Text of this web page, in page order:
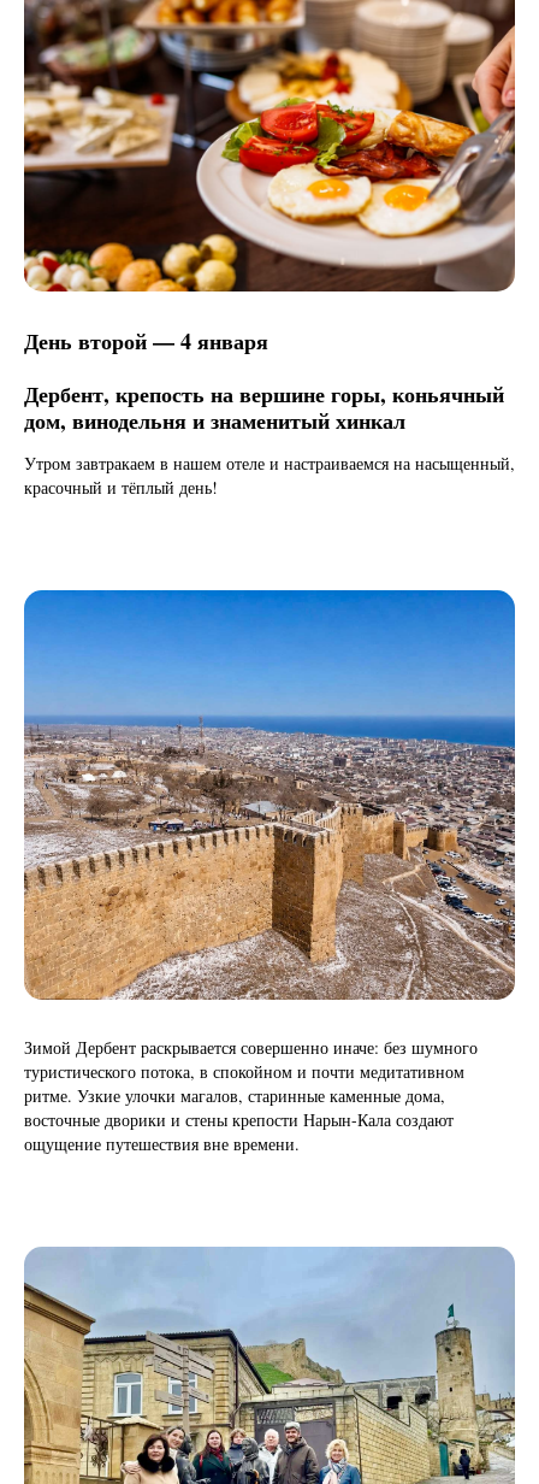
День второй — 4 января
Дербент, крепость на вершине горы, коньячный
дом, винодельня и знаменитый хинкал
Утром завтракаем в нашем отеле и настраиваемся на насыщенный,
красочный и тёплый день!
Зимой Дербент раскрывается совершенно иначе: без шумного
туристического потока, в спокойном и почти медитативном
ритме. Узкие улочки магалов, старинные каменные дома,
восточные дворики и стены крепости Нарын-Кала создают
ощущение путешествия вне времени.